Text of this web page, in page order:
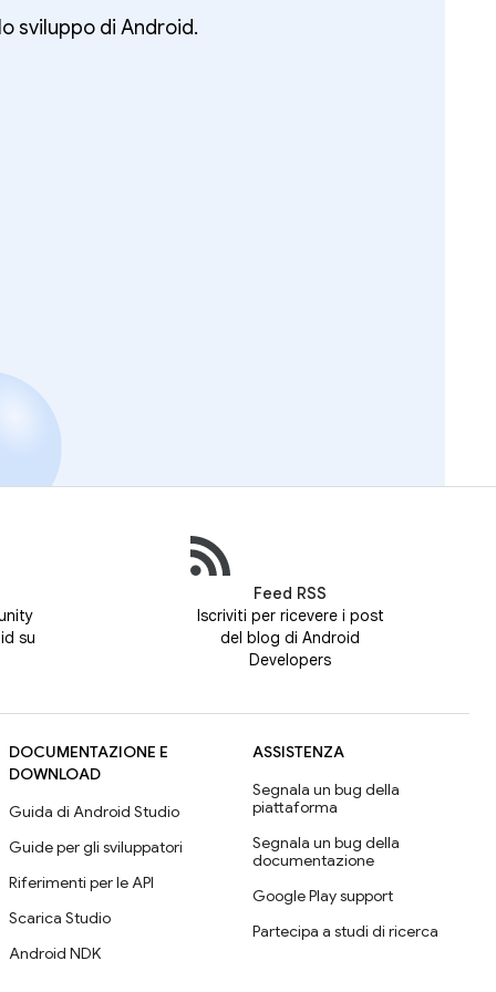
sviluppo di Android.
su
Feed RSS
Iscriviti per ricevere i post
del blog di Android
Developers
DOCUMENTAZIONE E
DOWNLOAD
Guida di Android Studio
Guide per gli sviluppatori
Riferimenti per le API
Scarica Studio
Android NDK
ASSISTENZA
Segnala un bug della
piattaforma
Segnala un bug della
documentazione
Google Play support
Partecipa a studi di ricerca